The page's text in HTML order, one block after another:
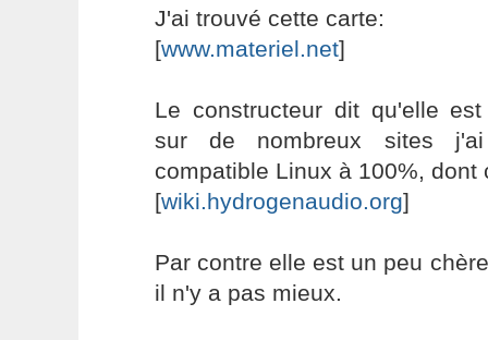
J'ai trouvé cette carte:
[www.materiel.net]
Le constructeur dit qu'elle
sur de nombreux sites
compatible Linux à 100%, dont
[wiki.hydrogenaudio.org]
Par contre elle est un peu
il n'y a pas mieux.